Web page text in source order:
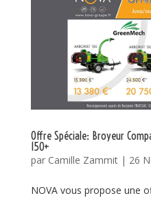
Offre Spéciale: Broyeur
150+
par Camille Zammit| 26
NOVA vous propose une